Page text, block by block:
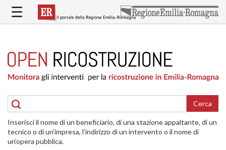
contenuto
RICOSTRUZIONE
PUBBLICA
DELLE
ABITAZIONI
RICOSTRUZIONE
ATTIVITÀ
☰
Cerca
Inserisci il nome di un beneficiario, di una stazione appaltante, di un
tecnico o di un’impresa, l’indirizzo di un intervento o il nome di
un’opera pubblica.